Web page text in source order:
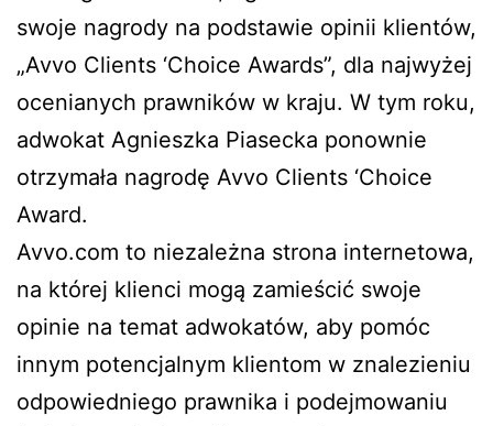
swoje nagrody na podstawie opinii klientów,
„Avvo Clients ‘Choice Awards”, dla najwyżej
ocenianych prawników w kraju. W tym roku,
adwokat Agnieszka Piasecka ponownie
otrzymała nagrodę Avvo Clients ‘Choice
Award.
Avvo.com to niezależna strona internetowa,
na której klienci mogą zamieścić swoje
opinie na temat adwokatów, aby pomóc
innym potencjalnym klientom w znalezieniu
odpowiedniego prawnika i podejmowaniu